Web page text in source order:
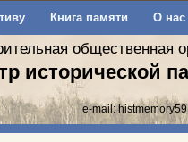
Книга памяти О нас
общественная
исторической
e-mail: